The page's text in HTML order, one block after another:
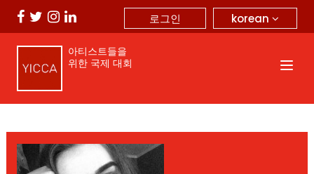
korean
로그인
아티스트들을
위한 국제 대회